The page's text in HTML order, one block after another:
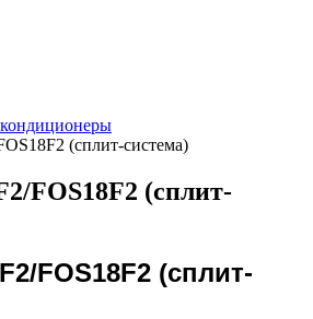
(сплит-система)
FOS18F2 (сплит-
FOS18F2 (сплит-